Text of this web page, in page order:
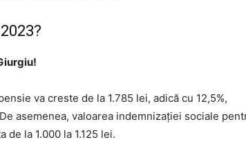
va creste de la 1.785 lei, adică cu 12,5%,
asemenea, valoarea indemnizației sociale
la 1.000 la 1.125 lei.